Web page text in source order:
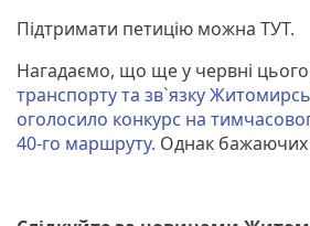
Підтримати петицію можна ТУТ.
Нагадаємо, що ще у червні
транспорту та зв`язку
оголосило конкурс на
40-го маршруту. Однак бажаючих